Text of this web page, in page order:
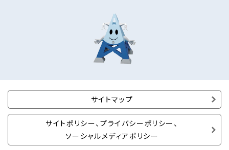
サイトマップ
サイトポリシー、プライバシーポリシー、
ソーシャルメディアポリシー